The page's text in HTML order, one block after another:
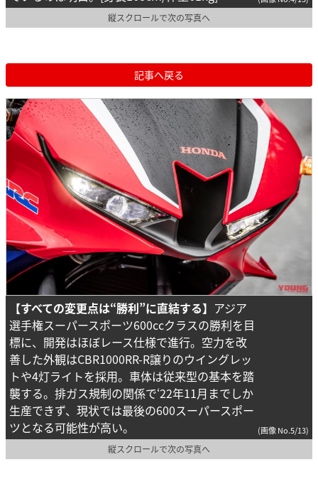
縦スクロールで次の写真へ
記事へ戻る
【すべての変更点は“勝利”に直結する】 アジア
選手権スーパースポーツ600ccクラスの勝利を目
標に、開発はほぼレース仕様で進行。空力を改
善した外観はCBR1000RR-R譲りのウイングレッ
トや4灯ライトを採用。車体は従来型の基本を踏
襲する。排ガス規制の関係で‘22年11月までしか
生産できず、現状では最後の600スーパースポー
ツとなる可能性が高い。
(画像 No.5/13)
縦スクロールで次の写真へ